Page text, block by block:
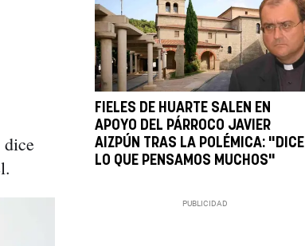
FIELES DE HUARTE SALEN EN
APOYO DEL PÁRROCO JAVIER
AIZPÚN TRAS LA POLÉMICA: "DICE
LO QUE PENSAMOS MUCHOS"